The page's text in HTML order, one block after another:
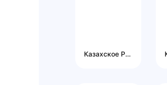
Казахское Радио